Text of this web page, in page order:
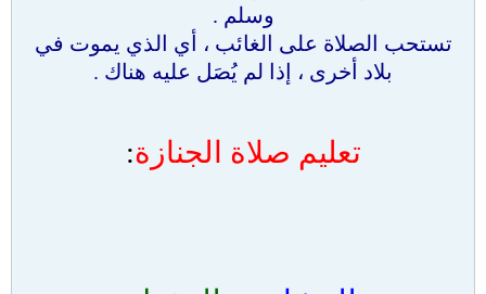
وسلم .
تستحب الصلاة على الغائب ، أي الذي يموت في
بلاد أخرى ، إذا لم يُصَل عليه هناك .
تعليم صلاة الجنازة: